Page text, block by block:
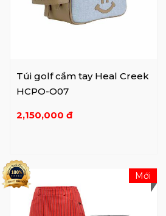
như điện thoại mà là
phong cách (cách sống),
trên một phong cách
mò” và “sự đa dạng”.
Chó là loài động vật đã
Airedale sinh ra ở Anh,
tiếng là "Vua của các
trước đội Tiên phong và
Túi golf cầm tay Heal Creek
HCPO-O07
2,150,000 đ
Mới